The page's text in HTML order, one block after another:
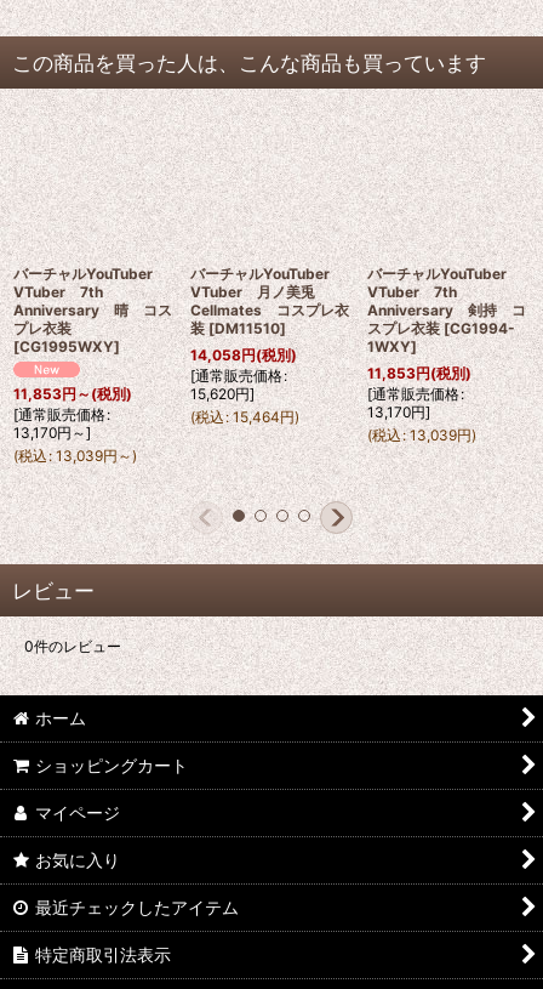
この商品を買った人は、こんな商品も買っています
バーチャルYouTuber
VTuber 7th
Anniversary 晴 コス
プレ衣装
[CG1995WXY]
11,853円～(税別)
[通常販売価格:
13,170円～]
(税込: 13,039円～)
バーチャルYouTuber
VTuber 月ノ美兎
Cellmates コスプレ衣
装 [DM11510]
14,058円(税別)
[通常販売価格:
15,620円]
(税込: 15,464円)
バーチャルYouTuber
VTuber 7th
Anniversary 剣持 コ
スプレ衣装 [CG1994-
1WXY]
11,853円(税別)
[通常販売価格:
13,170円]
(税込: 13,039円)
レビュー
0件のレビュー
ホーム
ショッピングカート
マイページ
お気に入り
最近チェックしたアイテム
特定商取引法表示